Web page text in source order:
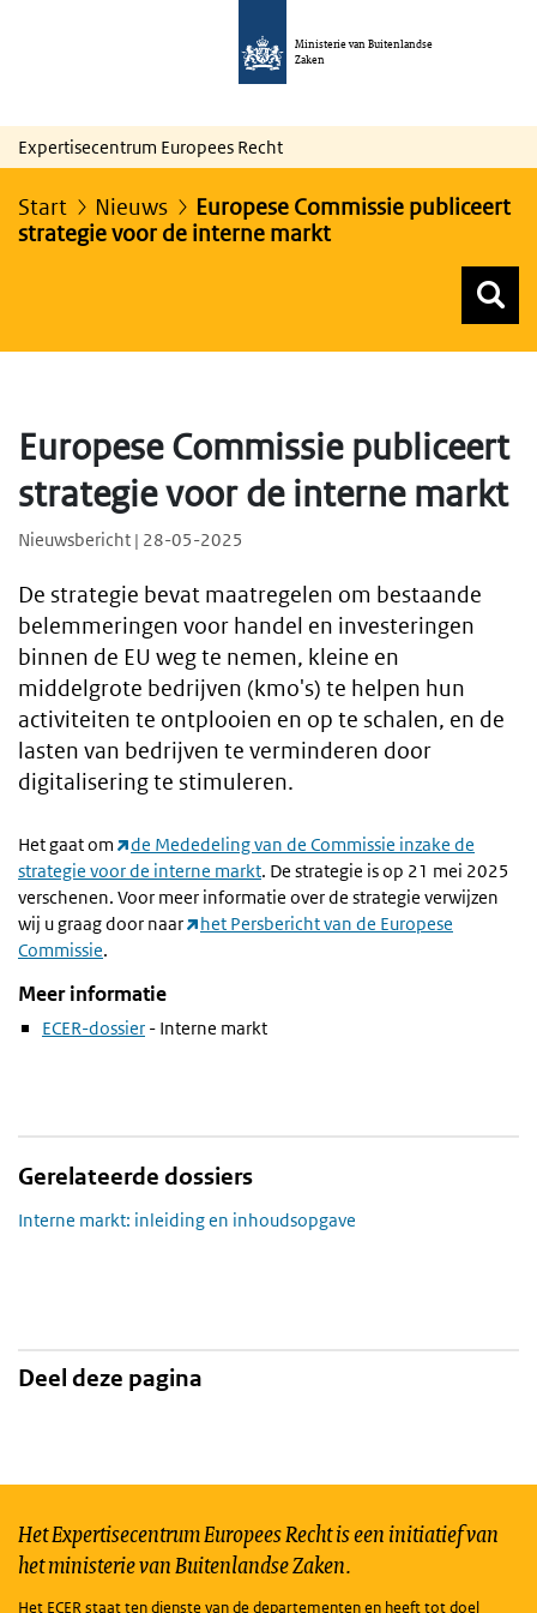
Ministerie van Buitenlandse
Zaken
Expertisecentrum Europees Recht
Start Nieuws
Europese Commissie publiceert
strategie voor de interne markt
Europese Commissie publiceert
strategie voor de interne markt
Nieuwsbericht | 28-05-2025
De strategie bevat maatregelen om bestaande
belemmeringen voor handel en investeringen
binnen de EU weg te nemen, kleine en
middelgrote bedrijven (kmo's) te helpen hun
activiteiten te ontplooien en op te schalen, en de
lasten van bedrijven te verminderen door
digitalisering te stimuleren.
Het gaat om
de Mededeling van de Commissie inzake de
strategie voor de interne markt. De strategie is op 21 mei 2025
verschenen. Voor meer informatie over de strategie verwijzen
wij u graag door naar
het Persbericht van de Europese
Commissie.
Meer informatie
ECER-dossier - Interne markt
Gerelateerde dossiers
Interne markt: inleiding en inhoudsopgave
Deel deze pagina
Het Expertisecentrum Europees Recht is een initiatief van
het ministerie van Buitenlandse Zaken.
Het ECER staat ten dienste van de departementen en heeft tot doel